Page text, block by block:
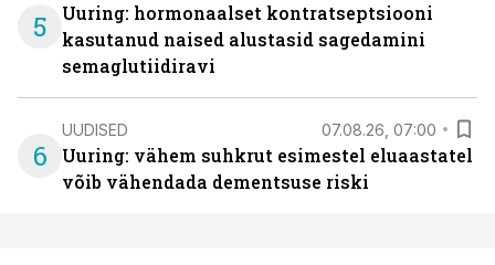
5
Uuring: hormonaalset kontratseptsiooni
kasutanud naised alustasid sagedamini
semaglutiidiravi
6
UUDISED 07.08.26, 07:00
Uuring: vähem suhkrut esimestel eluaastatel
võib vähendada dementsuse riski